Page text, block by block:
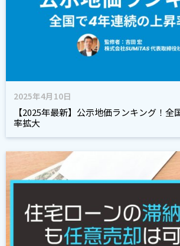
2025年4月10日
【2025年最新】公示地価ランキング！全
率拡大